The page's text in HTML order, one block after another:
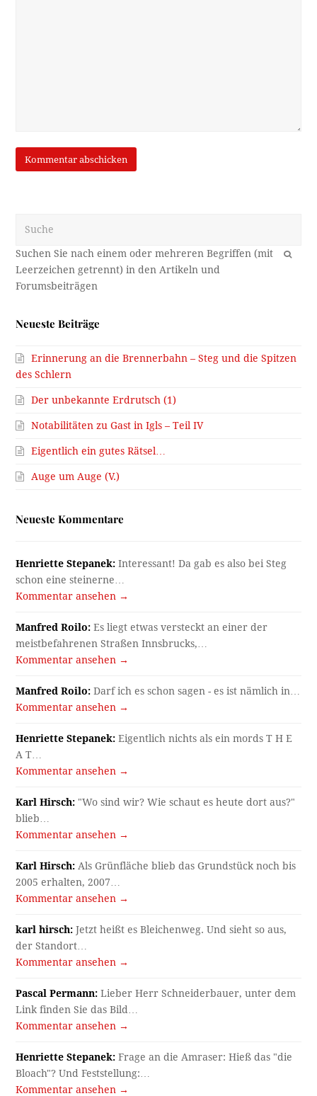
OK
Neueste Beiträge
Erinnerung an die Brennerbahn – Steg und die Spitzen
des Schlern
Der unbekannte Erdrutsch (1)
Notabilitäten zu Gast in Igls – Teil IV
Eigentlich ein gutes Rätsel…
Auge um Auge (V.)
Neueste Kommentare
Henriette Stepanek: Interessant! Da gab es also bei Steg
schon eine steinerne…
Kommentar ansehen →
Manfred Roilo: Es liegt etwas versteckt an einer der
meistbefahrenen Straßen Innsbrucks,…
Kommentar ansehen →
Manfred Roilo: Darf ich es schon sagen - es ist nämlich in…
Kommentar ansehen →
Henriette Stepanek: Eigentlich nichts als ein mords T H E
A T…
Kommentar ansehen →
Karl Hirsch: "Wo sind wir? Wie schaut es heute dort aus?"
blieb…
Kommentar ansehen →
Karl Hirsch: Als Grünfläche blieb das Grundstück noch bis
2005 erhalten, 2007…
Kommentar ansehen →
karl hirsch: Jetzt heißt es Bleichenweg. Und sieht so aus,
der Standort…
Kommentar ansehen →
Pascal Permann: Lieber Herr Schneiderbauer, unter dem
Link finden Sie das Bild…
Kommentar ansehen →
Henriette Stepanek: Frage an die Amraser: Hieß das "die
Bloach"? Und Feststellung:…
Kommentar ansehen →